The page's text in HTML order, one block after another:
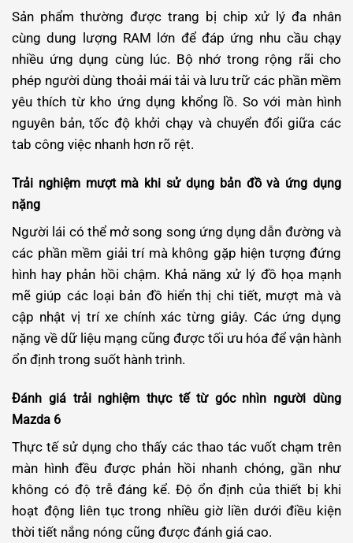
Sản phẩm thường được trang bị chip xử lý đa nhân
cùng dung lượng RAM lớn để đáp ứng nhu cầu chạy
nhiều ứng dụng cùng lúc. Bộ nhớ trong rộng rãi cho
phép người dùng thoải mái tải và lưu trữ các phần mềm
yêu thích từ kho ứng dụng khổng lồ. So với màn hình
nguyên bản, tốc độ khởi chạy và chuyển đổi giữa các
tab công việc nhanh hơn rõ rệt.
Trải nghiệm mượt mà khi sử dụng bản đồ và ứng dụng
nặng
Người lái có thể mở song song ứng dụng dẫn đường và
các phần mềm giải trí mà không gặp hiện tượng đứng
hình hay phản hồi chậm. Khả năng xử lý đồ họa mạnh
mẽ giúp các loại bản đồ hiển thị chi tiết, mượt mà và
cập nhật vị trí xe chính xác từng giây. Các ứng dụng
nặng về dữ liệu mạng cũng được tối ưu hóa để vận hành
ổn định trong suốt hành trình.
Đánh giá trải nghiệm thực tế từ góc nhìn người dùng
Mazda 6
Thực tế sử dụng cho thấy các thao tác vuốt chạm trên
màn hình đều được phản hồi nhanh chóng, gần như
không có độ trễ đáng kể. Độ ổn định của thiết bị khi
hoạt động liên tục trong nhiều giờ liền dưới điều kiện
thời tiết nắng nóng cũng được đánh giá cao.